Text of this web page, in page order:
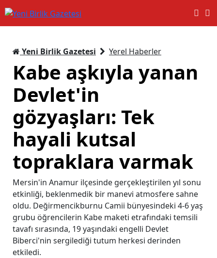
Yeni Birlik Gazetesi Yerel Haberler
Kabe aşkıyla yanan
Devlet'in
gözyaşları: Tek
hayali kutsal
topraklara varmak
Mersin'in Anamur ilçesinde gerçekleştirilen yıl sonu
etkinliği, beklenmedik bir manevi atmosfere sahne
oldu. Değirmencikburnu Camii bünyesindeki 4-6 yaş
grubu öğrencilerin Kabe maketi etrafındaki temsili
tavafı sırasında, 19 yaşındaki engelli Devlet
Biberci'nin sergilediği tutum herkesi derinden
etkiledi.